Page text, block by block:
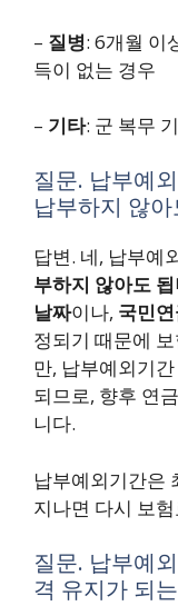
– 질병: 6개월 이
득이 없는 경우
– 기타: 군 복무
질문. 납부예
납부하지 않
답변. 네, 납부예
부하지 않아도
날짜이나, 국민
정되기 때문에
만, 납부예외기
되므로, 향후 연
니다.
납부예외기간은
지나면 다시 보
질문. 납부예
격 유지가 되